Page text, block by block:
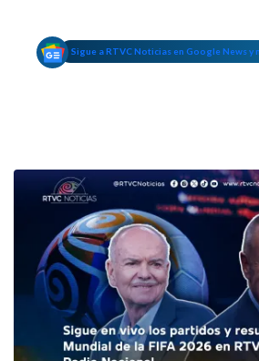
Sigue a RTVC Noticias en Google News y